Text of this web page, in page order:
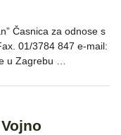
Časnica za odnose s
01/3784 847 e-mail:
u Zagrebu …